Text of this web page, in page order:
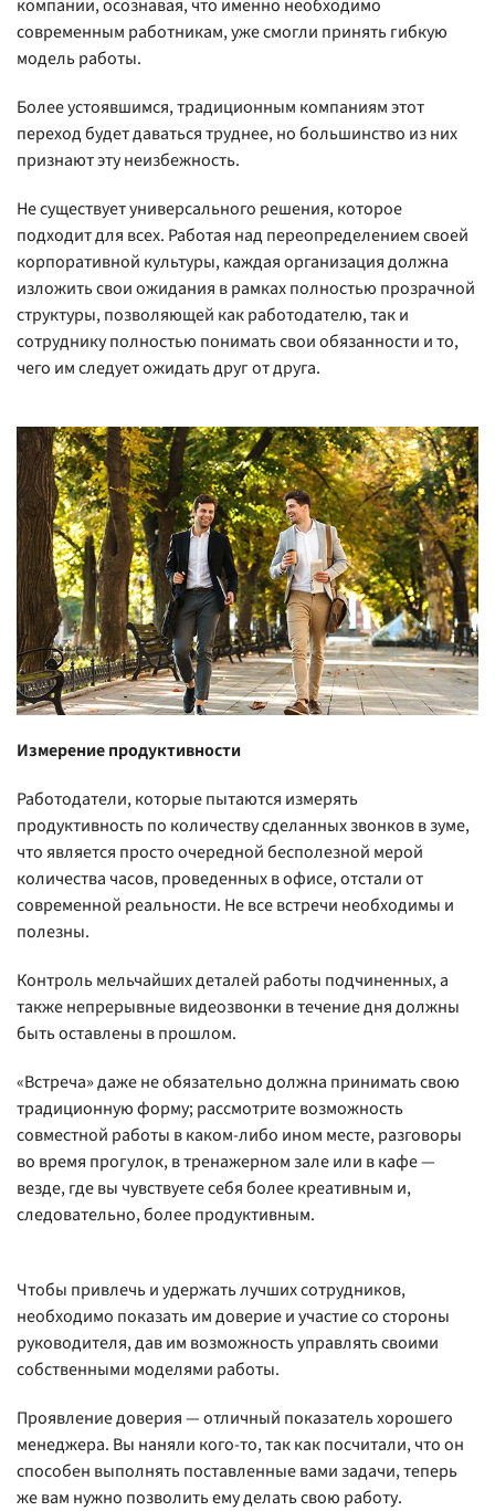
компании, осознавая, что именно необходимо
современным работникам, уже смогли принять гибкую
модель работы.
Более устоявшимся, традиционным компаниям этот
переход будет даваться труднее, но большинство из них
признают эту неизбежность.
Не существует универсального решения, которое
подходит для всех. Работая над переопределением своей
корпоративной культуры, каждая организация должна
изложить свои ожидания в рамках полностью прозрачной
структуры, позволяющей как работодателю, так и
сотруднику полностью понимать свои обязанности и то,
чего им следует ожидать друг от друга.
Измерение продуктивности
Работодатели, которые пытаются измерять
продуктивность по количеству сделанных звонков в зуме,
что является просто очередной бесполезной мерой
количества часов, проведенных в офисе, отстали от
современной реальности. Не все встречи необходимы и
полезны.
Контроль мельчайших деталей работы подчиненных, а
также непрерывные видеозвонки в течение дня должны
быть оставлены в прошлом.
«Встреча» даже не обязательно должна принимать свою
традиционную форму; рассмотрите возможность
совместной работы в каком-либо ином месте, разговоры
во время прогулок, в тренажерном зале или в кафе —
везде, где вы чувствуете себя более креативным и,
следовательно, более продуктивным.
Чтобы привлечь и удержать лучших сотрудников,
необходимо показать им доверие и участие со стороны
руководителя, дав им возможность управлять своими
собственными моделями работы.
Проявление доверия — отличный показатель хорошего
менеджера. Вы наняли кого-то, так как посчитали, что он
способен выполнять поставленные вами задачи, теперь
же вам нужно позволить ему делать свою работу.